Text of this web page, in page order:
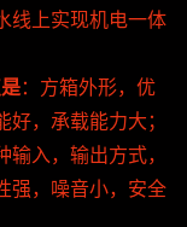
线上实现机电一体
：方箱外形，优
，承载能力大；
入，输出方式，
强，噪音小，安全